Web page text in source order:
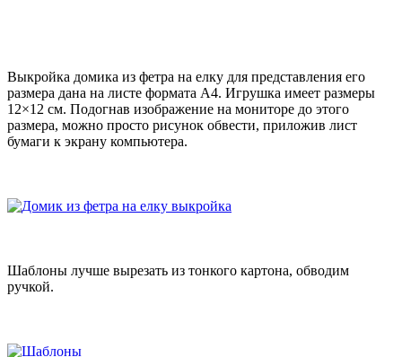
Выкройка домика из фетра на елку для представления его
размера дана на листе формата А4. Игрушка имеет размеры
12×12 см. Подогнав изображение на мониторе до этого
размера, можно просто рисунок обвести, приложив лист
бумаги к экрану компьютера.
Шаблоны лучше вырезать из тонкого картона, обводим
ручкой.